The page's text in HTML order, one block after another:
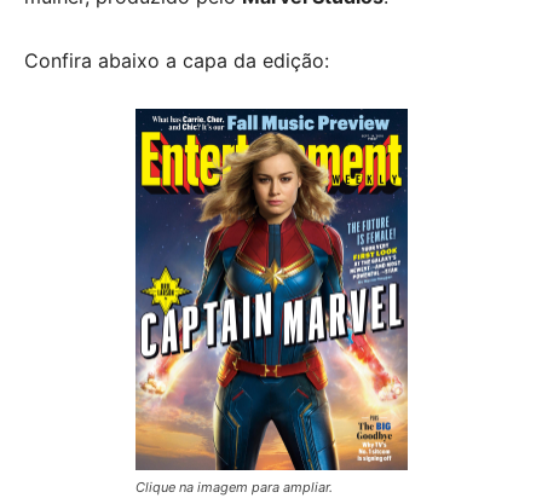
Confira abaixo a capa da edição:
Clique na imagem para ampliar.